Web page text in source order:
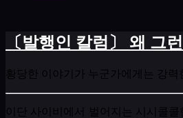
〔발행인 칼럼〕 왜 그
황당한 이야기가 누군가에게는 강력
이단 사이비에서 벌어지는 시시콜